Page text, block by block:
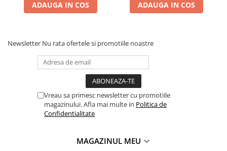
ADAUGA IN COS ADAUGA IN COS
Newsletter Nu rata ofertele si promotiile noastre
Vreau sa primesc newsletter cu promotiile
magazinului. Afla mai multe in Politica de
Confidentialitate
MAGAZINUL MEU